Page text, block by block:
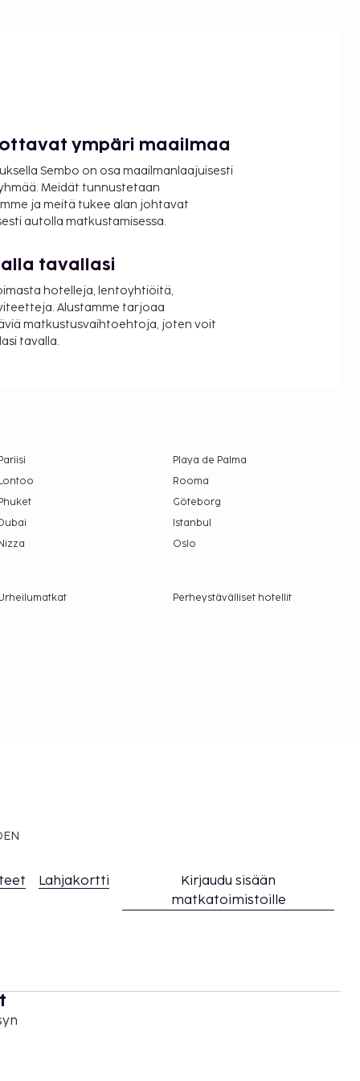
ympäri maailmaa
Sembo on osa maailmanlaajuisesti
Meidät tunnustetaan
ja meitä tukee alan johtavat
autolla matkustamisessa.
tavallasi
hotelleja, lentoyhtiöitä,
Alustamme tarjoaa
matkustusvaihtoehtoja, joten voit
tavalla.
Pariisi
Playa de Palma
Lontoo
Rooma
Phuket
Göteborg
Dubai
Istanbul
Nizza Oslo
Perheystävälliset hotellit
Lahjakortti
Kirjaudu sisään
matkatoimistoille